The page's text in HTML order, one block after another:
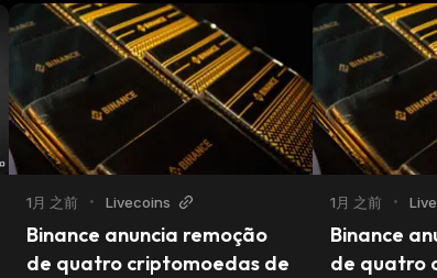
1月 之前 • Livecoins
Binance anuncia remoção
de quatro criptomoedas de
1月 之前 •
Binance
de quatro